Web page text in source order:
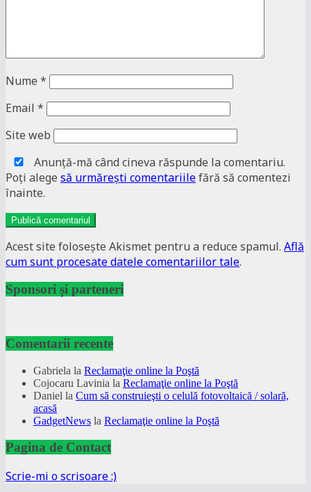
Nume *
Email *
Site web
Anunţă-mă când cineva răspunde la comentariu.
Poţi alege să urmăreşti comentariilefără să comentezi
înainte.
Acest site folosește Akismet pentru a reduce spamul. Află
cum sunt procesate datele comentariilor tale.
Sponsori și parteneri
Comentarii recente
Gabriela la Reclamaţie online la Poştă
Cojocaru Lavinia la Reclamaţie online la Poştă
Daniel la Cum să construieşti o celulă fotovoltaică / solară,
acasă
GadgetNews la Reclamaţie online la Poştă
Pagina de Contact
Scrie-mi o scrisoare :)